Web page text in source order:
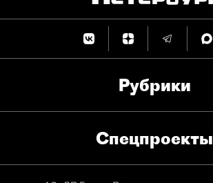
Рубрики
Спец­проекты